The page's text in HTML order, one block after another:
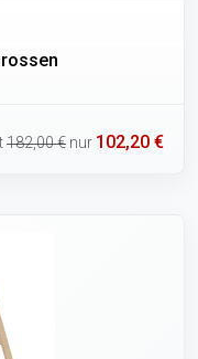
182,00 € nur 102,20 €